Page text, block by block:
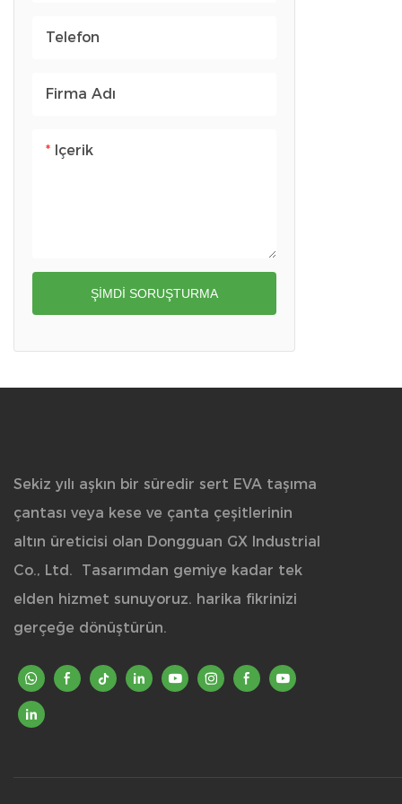
El çantaları
Öğle yemeği çantası
Telefon
Firma Adı
Içerik
ŞIMDI SORUŞTURMA
Sekiz yılı aşkın bir süredir sert EVA taşıma
çantası veya kese ve çanta çeşitlerinin
altın üreticisi olan Dongguan GX Industrial
Co., Ltd.
Tasarımdan gemiye kadar tek
elden hizmet sunuyoruz. harika fikrinizi
gerçeğe dönüştürün.